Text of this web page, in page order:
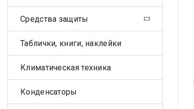
Средства защиты
Таблички, книги, наклейки
Климатическая техника
Конденсаторы